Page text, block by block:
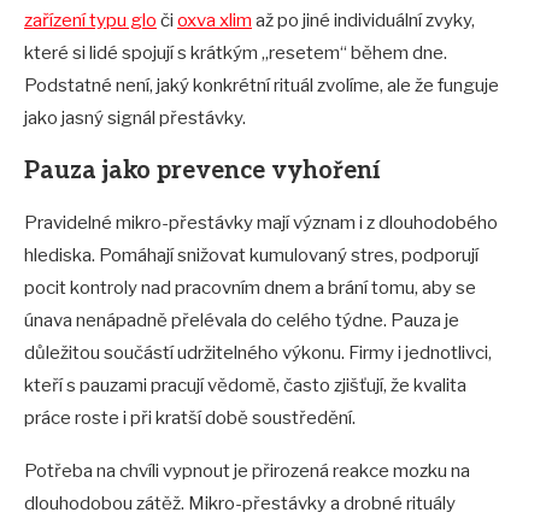
zařízení typu glo či oxva xlim až po jiné individuální zvyky,
které si lidé spojují s krátkým „resetem“ během dne.
Podstatné není, jaký konkrétní rituál zvolíme, ale že funguje
jako jasný signál přestávky.
Pauza jako prevence vyhoření
Pravidelné mikro-přestávky mají význam i z dlouhodobého
hlediska. Pomáhají snižovat kumulovaný stres, podporují
pocit kontroly nad pracovním dnem a brání tomu, aby se
únava nenápadně přelévala do celého týdne. Pauza je
důležitou součástí udržitelného výkonu. Firmy i jednotlivci,
kteří s pauzami pracují vědomě, často zjišťují, že kvalita
práce roste i při kratší době soustředění.
Potřeba na chvíli vypnout je přirozená reakce mozku na
dlouhodobou zátěž. Mikro-přestávky a drobné rituály